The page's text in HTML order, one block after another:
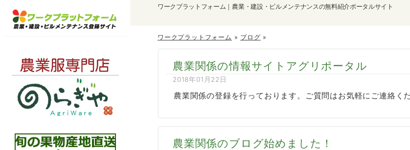
ワークプラットフォーム｜農業・建設・ビルメンテナンスの無料紹介ポータルサイト
ワークプラットフォーム » ブログ »
農業関係の情報サイトアグリポータル
2018年01月22日
農業関係の登録を行っております。ご質問はお気軽にご連絡く
農業関係のブログ始めました！